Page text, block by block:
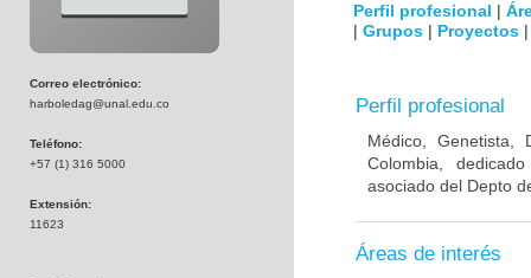
Correo electrónico:
harboledag@unal.edu.co
Teléfono:
+57 (1) 316 5000
Extensión:
11623
Perfil profesional |
| Grupos | Proyectos
Perfil profesional
Médico, Genetista,
Colombia,
asociado del Depto
Áreas de interés